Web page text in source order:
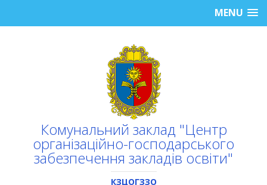
MENU
Комунальний заклад "Центр
організаційно-господарського
забезпечення закладів освіти"
КЗЦОГЗЗО